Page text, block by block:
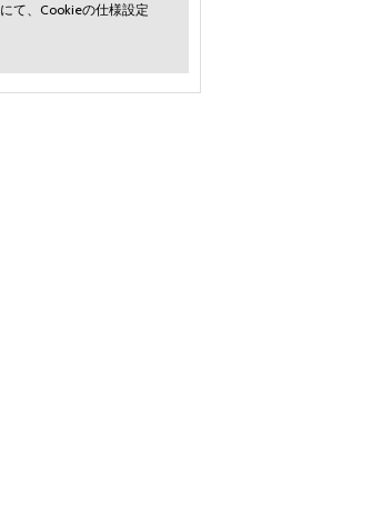
にて、Cookieの仕様設定